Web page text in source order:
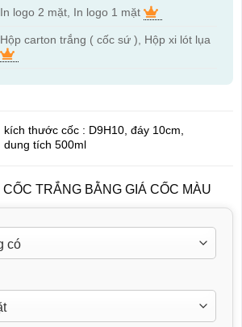
In logo 2 mặt, In logo 1 mặt
Hộp carton trắng ( cốc sứ ), Hộp xi lót lụa
kích thước cốc : D9H10, đáy 10cm,
dung tích 500ml
CỐC TRẮNG BẰNG GIÁ CỐC MÀU